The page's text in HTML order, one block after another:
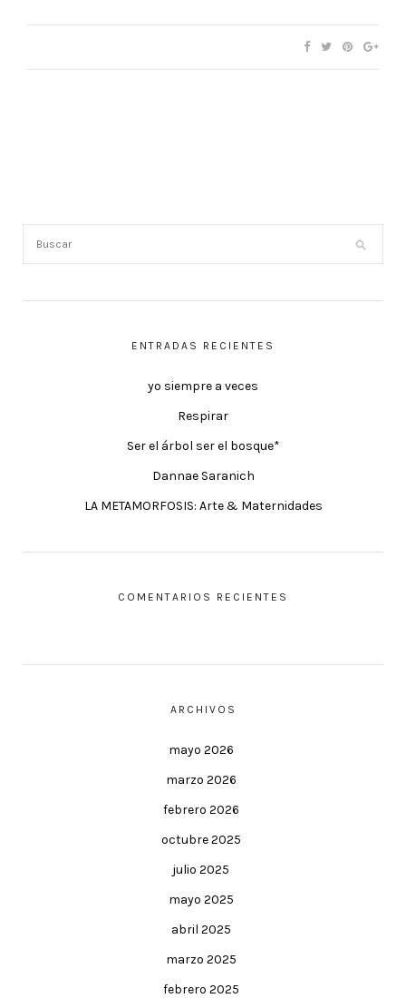
ENTRADAS RECIENTES
yo siempre a veces
Respirar
Ser el árbol ser el bosque*
Dannae Saranich
LA METAMORFOSIS: Arte & Maternidades
COMENTARIOS RECIENTES
ARCHIVOS
mayo 2026
marzo 2026
febrero 2026
octubre 2025
julio 2025
mayo 2025
abril 2025
marzo 2025
febrero 2025